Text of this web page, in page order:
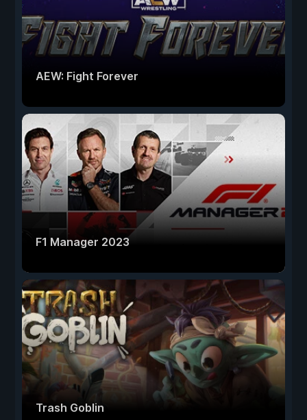
AEW: Fight Forever
F1 Manager 2023
Trash Goblin